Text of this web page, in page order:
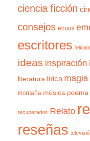
ciencia ficción
consejos ebook
escritores
ideas inspiración
literatura lírica magia
montaña música poema
recuperados Relato
reseñas